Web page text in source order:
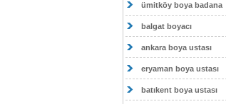
ümitköy boya badana
balgat boyacı
ankara boya ustası
eryaman boya ustası
batıkent boya ustası